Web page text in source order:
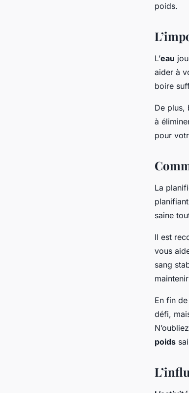
poids.
L’eau
aider à
boire
De plus,
à
pour
La
saine
Il est
vous
sang
En fin
défi,
poids